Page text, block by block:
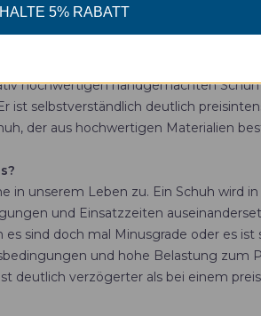
bekommen. Unter anderem der
es kein Problem, das von einem
hochwertigen handgemachten
selbstverständlich deutlich
der aus hochwertigen Materialien
unserem Leben zu. Ein Schuh wird
und Einsatzzeiten
sind doch mal Minusgrade oder es
und hohe Belastung zum
deutlich verzögerter als bei einem
5% RABATT